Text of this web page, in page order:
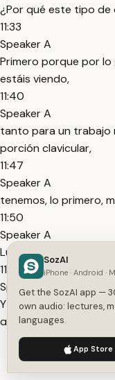
¿Por qué este tipo de
11:33
Speaker A
Primero porque por
estáis viendo,
11:40
Speaker A
tanto para un trabajo
porción clavicular,
11:47
Speaker A
tenemos, lo primero,
11:50
Speaker A
Luego, cada brazo
11:53
Speaker A
Y el avance en
que el perfil de
pectoral, teniendo,
aducción, un trabajo
luchar al máximo
We use cookies to enhance
SozAI
iPhone · Android ·
Get the SozAI app —
own audio: lectures,
languages.
App Store